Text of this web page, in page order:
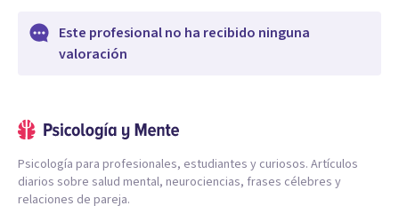
Este profesional no ha recibido ninguna
valoración
Psicología para profesionales, estudiantes y curiosos. Artículos
diarios sobre salud mental, neurociencias, frases célebres y
relaciones de pareja.